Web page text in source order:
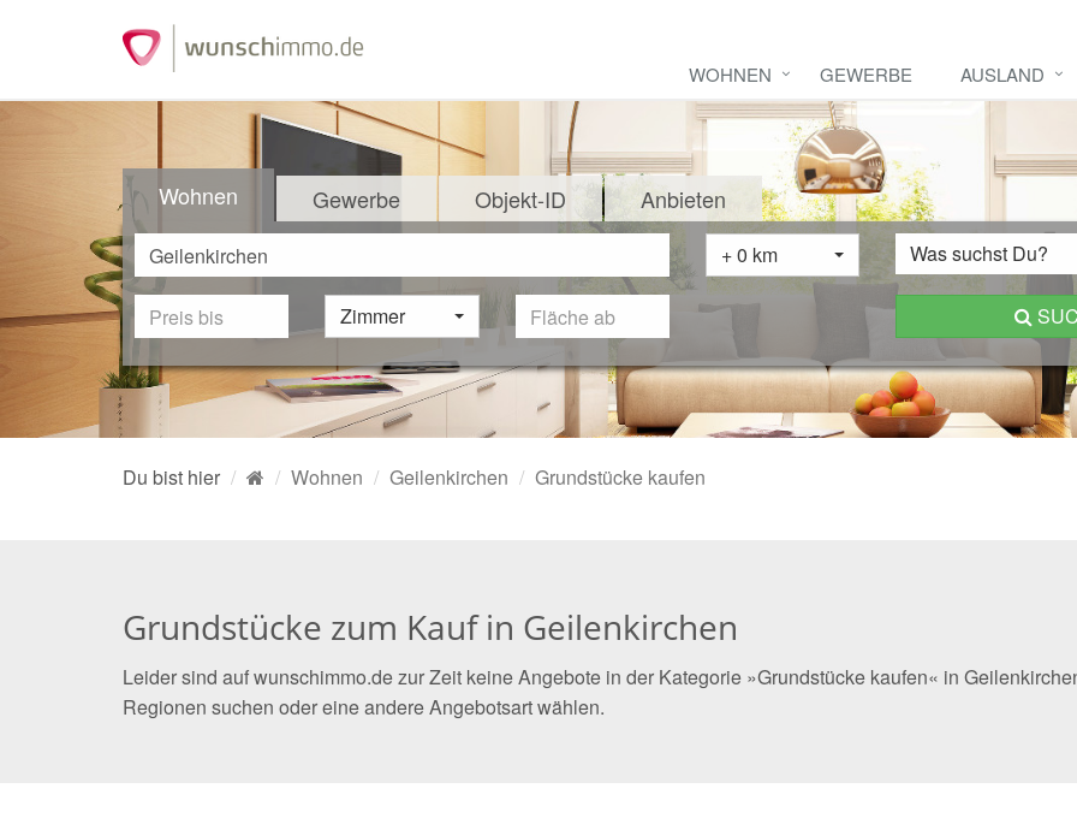
WOHNEN GEWERBE AUSLAND
Wohnen Gewerbe Objekt-ID Anbieten
+ 0 km Was suchst Du?
Zimmer
Du bist hier Wohnen Geilenkirchen Grundstücke kaufen
Grundstücke zum Kauf in Geilenkirchen
Leider sind auf wunschimmo.de zur Zeit keine Angebote in der Kategorie »Grundstücke kaufen« in
Regionen suchen oder eine andere Angebotsart wählen.